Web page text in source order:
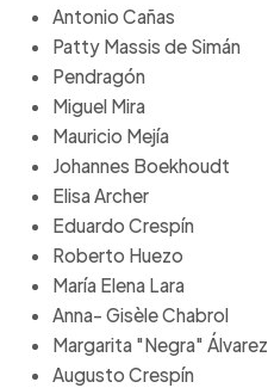
Antonio Cañas
Patty Massis de Simán
Pendragón
Miguel Mira
Mauricio Mejía
Johannes Boekhoudt
Elisa Archer
Eduardo Crespín
Roberto Huezo
María Elena Lara
Anna- Gisèle Chabrol
Margarita "Negra" Álvarez
Augusto Crespín